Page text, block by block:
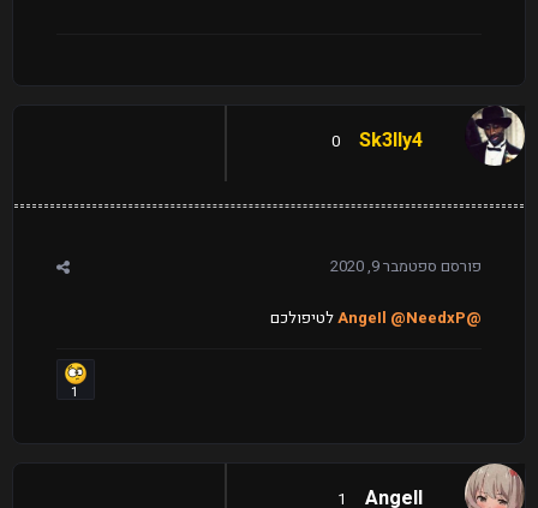
Sk3lly4
0
פורסם ספטמבר 9, 2020
@AngeIl
@NeedxP לטיפולכם
1
AngeIl
1